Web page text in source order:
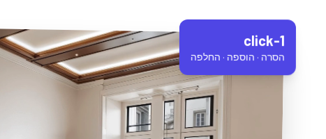
1-click
הסרה · הוספה · החלפה